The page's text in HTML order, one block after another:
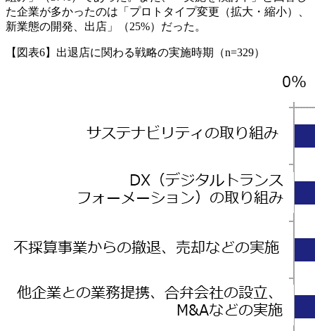
た企業が多かったのは「プロトタイプ変更（拡大・縮小）、
新業態の開発、出店」（25%）だった。
【図表6】出退店に関わる戦略の実施時期（n=329）